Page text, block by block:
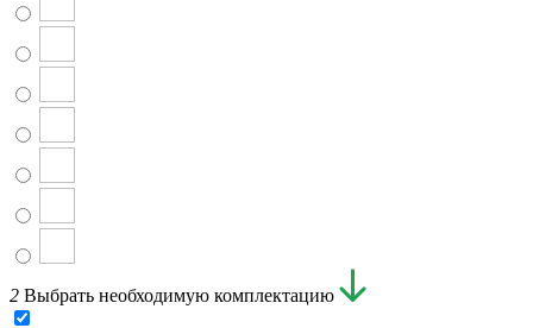
2 Выбрать необходимую комплектацию